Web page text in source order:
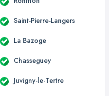
Saint-Pierre-Langers
La Bazoge
Chasseguey
Juvigny-le-Tertre